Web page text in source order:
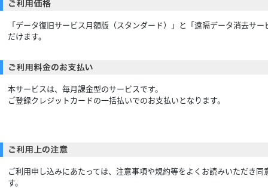
「データ復旧サービス月額版（スタンダード）」と「遠隔データ消去サ
だけます。
本サービスは、毎月課金型のサービスです。
ご登録クレジットカードの一括払いでのお支払いとなります。
ご利用申し込みにあたっては、注意事項や規約等をよくお読みいただき
す。